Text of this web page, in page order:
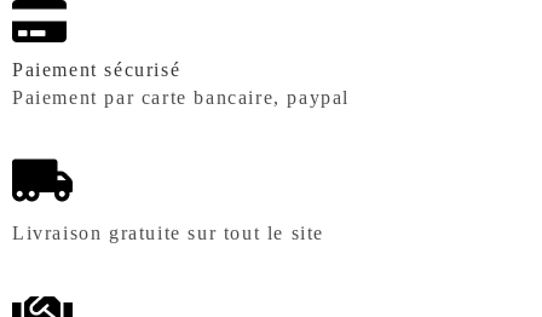
Paiement sécurisé
Paiement par carte bancaire, paypal
Livraison gratuite sur tout le site